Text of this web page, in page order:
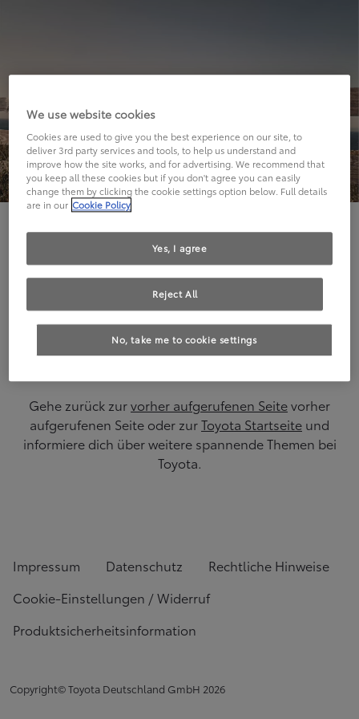
Hier geht's leider nicht weiter.
Die angeforderte Seite kann leider nicht gefunden
werden.
Gehe zurück zurvorher aufgerufenen Seitevorher
aufgerufenen Seite oder zurToyota Startseite und
informiere dich über weitere spannende Themen bei
Toyota.
Impressum Datenschutz
Rechtliche Hinweise
Cookie-Einstellungen / Widerruf
Produktsicherheitsinformation
Copyright© Toyota Deutschland GmbH 2026
We use website cookies
Cookies are used to give you the best experience on our site, to
deliver 3rd party services and tools, to help us understand and
improve how the site works, and for advertising. We recommend that
you keep all these cookies but if you don't agree you can easily
change them by clicking the cookie settings option below. Full details
are in our Cookie Policy
No, take me to cookie settings
Reject All
Yes, I agree